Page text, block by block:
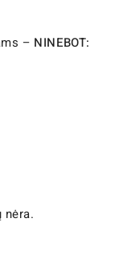
– NINEBOT:
nėra.